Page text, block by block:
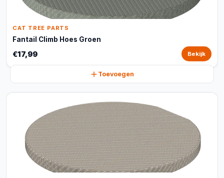
CAT TREE PARTS
Fantail Climb Hoes Groen
€17,99 Bekijk
Toevoegen